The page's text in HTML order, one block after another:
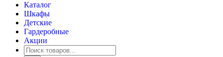
Каталог
Шкафы
Детские
Гардеробные
Акции